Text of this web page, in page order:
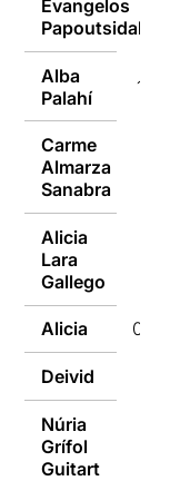
Evangelos
Papoutsidakis
Alba
Palahí
10/
Carme
Almarza
Sanabra
Alicia
Lara
Gallego
Alicia 09/
Deivid
Núria
Grífol
Guitart